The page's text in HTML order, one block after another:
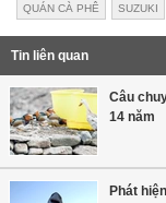
QUÁN CÀ PHÊ SUZUKI
Tin liên quan
Câu
14 năm
Phát